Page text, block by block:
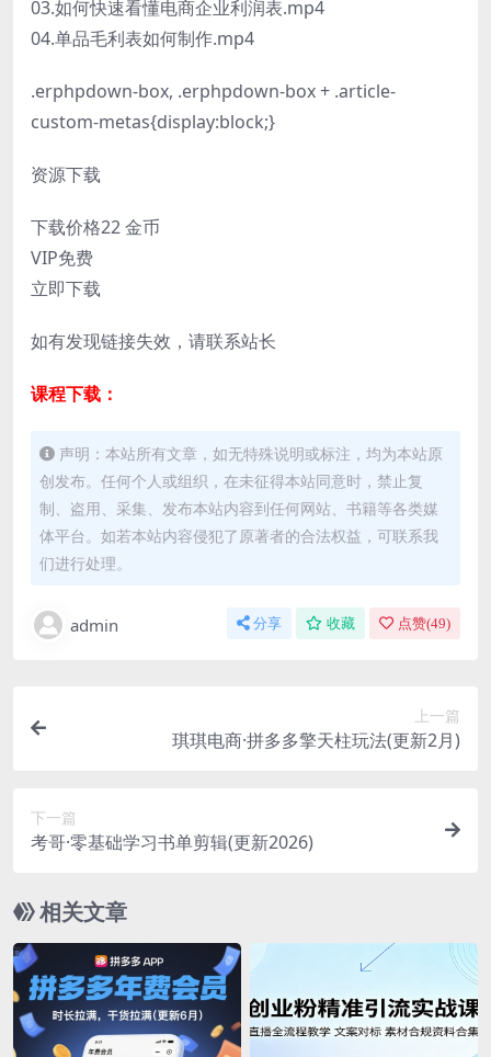
03.如何快速看懂电商企业利润表.mp4
04.单品毛利表如何制作.mp4
.erphpdown-box, .erphpdown-box + .article-
custom-metas{display:block;}
资源下载
下载价格22金币
VIP免费
立即下载
如有发现链接失效，请联系站长
课程下载：
声明：本站所有文章，如无特殊说明或标注，均为本站原
创发布。任何个人或组织，在未征得本站同意时，禁止复
制、盗用、采集、发布本站内容到任何网站、书籍等各类媒
体平台。如若本站内容侵犯了原著者的合法权益，可联系我
们进行处理。
admin 分享 收藏 点赞(49)
上一篇
琪琪电商·拼多多擎天柱玩法(更新2月)
下一篇
考哥·零基础学习书单剪辑(更新2026)
相关文章